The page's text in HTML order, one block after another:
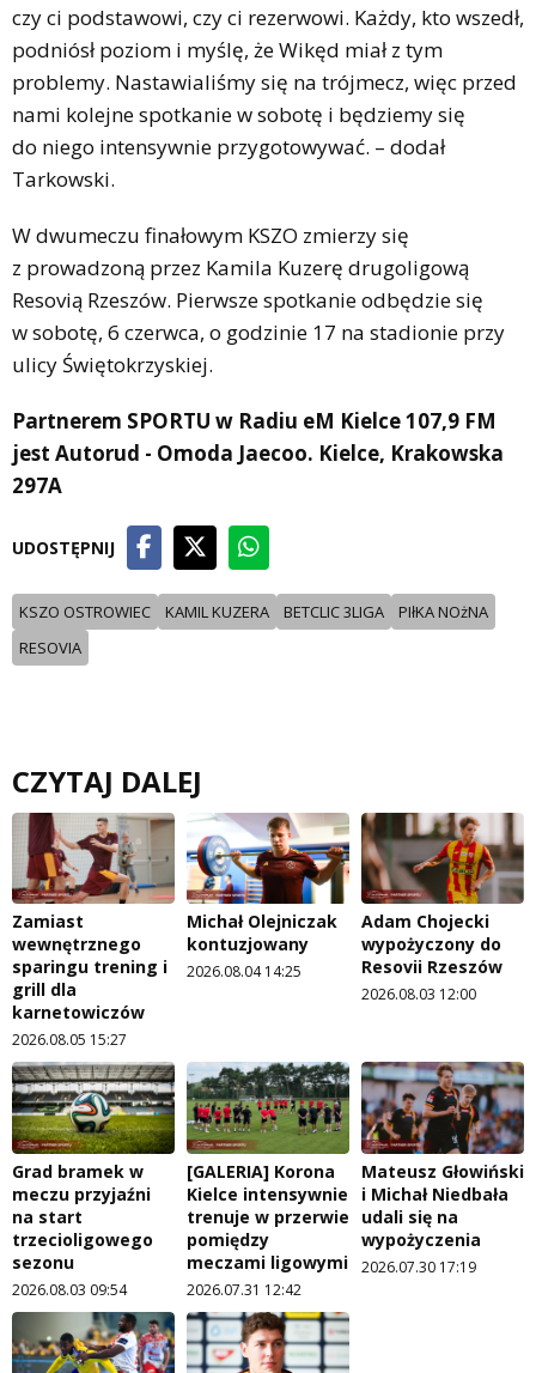
czy ci podstawowi, czy ci rezerwowi. Każdy, kto wszedł,
podniósł poziom i myślę, że Wikęd miał z tym
problemy. Nastawialiśmy się na trójmecz, więc przed
nami kolejne spotkanie w sobotę i będziemy się
do niego intensywnie przygotowywać. – dodał
Tarkowski.
W dwumeczu finałowym KSZO zmierzy się
z prowadzoną przez Kamila Kuzerę drugoligową
Resovią Rzeszów. Pierwsze spotkanie odbędzie się
w sobotę, 6 czerwca, o godzinie 17 na stadionie przy
ulicy Świętokrzyskiej.
Partnerem SPORTU w Radiu eM Kielce 107,9 FM
jest Autorud - Omoda Jaecoo. Kielce, Krakowska
297A
UDOSTĘPNIJ
KSZO OSTROWIEC KAMIL KUZERA BETCLIC 3LIGA
PIłKA NOżNA
RESOVIA
CZYTAJ DALEJ
Zamiast
wewnętrznego
sparingu trening i
grill dla
karnetowiczów
2026.08.05 15:27
Michał Olejniczak
kontuzjowany
2026.08.04 14:25
Adam Chojecki
wypożyczony do
Resovii Rzeszów
2026.08.03 12:00
Grad bramek w
meczu przyjaźni
na start
trzecioligowego
sezonu
2026.08.03 09:54
[GALERIA] Korona
Kielce intensywnie
trenuje w przerwie
pomiędzy
meczami ligowymi
2026.07.31 12:42
Mateusz Głowiński
i Michał Niedbała
udali się na
wypożyczenia
2026.07.30 17:19